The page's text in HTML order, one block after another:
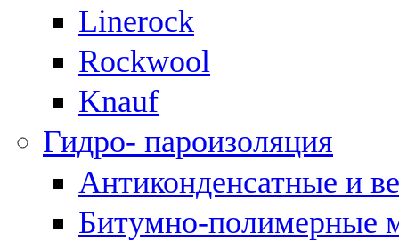
Linerock
Rockwool
Knauf
Гидро- пароизоляция
Антиконденсатные и
Битумно-полимерные